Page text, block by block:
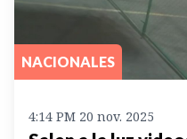
NACIONALES
4:14 PM 20 nov. 2025